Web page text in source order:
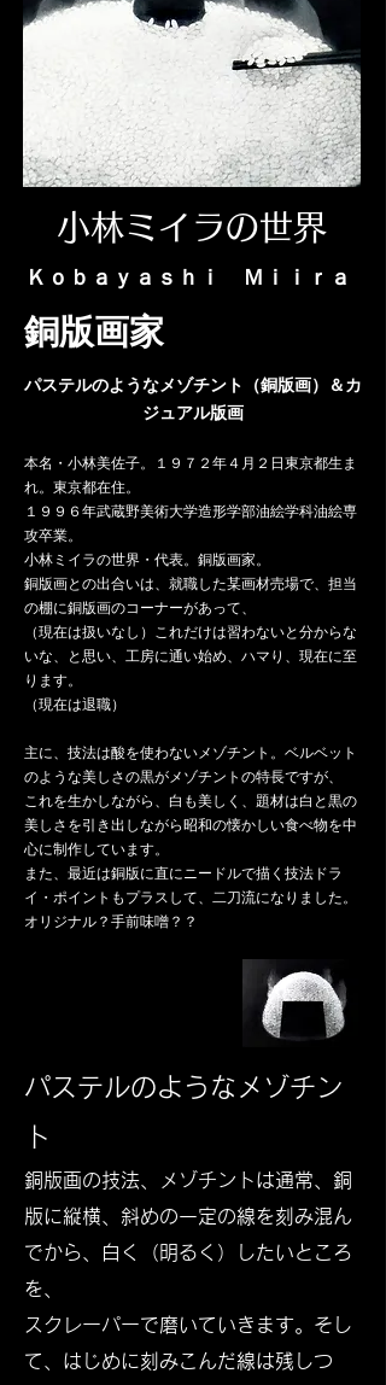
© Copyright
© Copyright
小林ミイラの世界
​Ｋｏｂａｙａｓｈｉ Ｍｉｉｒａ
​銅版画家
パステルのようなメゾチント​（銅版画）＆カ
ジュアル版画
本名​・小林美佐子。１９７２年４月２日東京都生ま
れ。東京都在住。
１９９６年武蔵野美術大学造形学部油絵学科油絵専
攻卒業。
小林ミイラの世界・代表。銅版画家。
銅版画との出合いは、就職した某画材売場で、担当
の棚に銅版画のコーナーがあって、
（現在は扱いなし）これだけは習わないと分からな
いな、と思い、工房に通い始め、ハマり、現在に至
ります。
（現在は退職）
主に、技法は酸を使わないメゾチント。ベルベット
のような美しさの黒がメゾチントの特長ですが、
これを生かしながら、白も美しく、題材は白と黒の
美しさを引き出しながら昭和の懐かしい食べ物を中
心に制作しています。
また、最近は銅版に直にニードルで描く技法ドラ
イ・ポイントもプラスして、二刀流になりました。
​オリジナル？手前味噌？？
パステルのようなメゾチン
ト
銅版画の​技法、メゾチントは通常、銅
版に縦横、斜めの一定の線を刻み混ん
でから、白く（明るく）したいところ
を、
スクレーパーで磨いていきます。そし
て、はじめに刻みこんだ線は残しつ